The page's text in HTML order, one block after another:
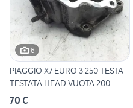
6
PIAGGIO X7 EURO 3 250 TESTA
TESTATA HEAD VUOTA 200
70 €